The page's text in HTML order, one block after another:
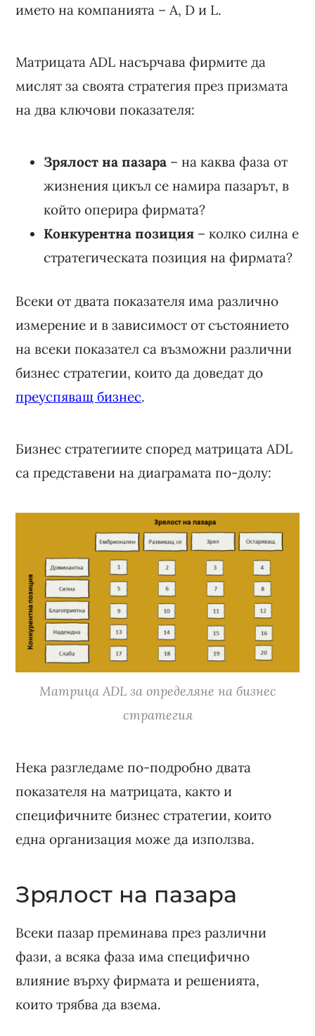
името на компанията – A, D и L.
Матрицата ADL насърчава фирмите да
мислят за своята стратегия през призмата
на два ключови показателя:
Зрялост на пазара – на каква фаза от
жизнения цикъл се намира пазарът, в
който оперира фирмата?
Конкурентна позиция – колко силна е
стратегическата позиция на фирмата?
Всеки от двата показателя има различно
измерение и в зависимост от състоянието
на всеки показател са възможни различни
бизнес стратегии, които да доведат до
преуспяващ бизнес.
Бизнес стратегиите според матрицата ADL
са представени на диаграмата по-долу:
Матрица ADL за определяне на бизнес
стратегия
Нека разгледаме по-подробно двата
показателя на матрицата, както и
специфичните бизнес стратегии, които
една организация може да използва.
Зрялост на пазара
Всеки пазар преминава през различни
фази, а всяка фаза има специфично
влияние върху фирмата и решенията,
които трябва да взема.